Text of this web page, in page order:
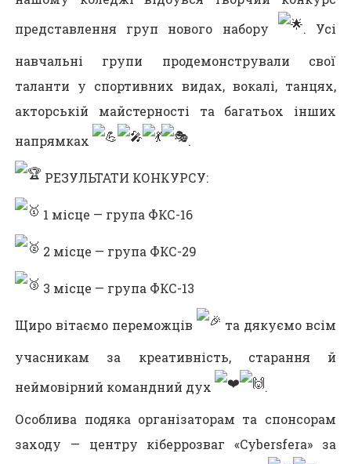
представлення груп нового набору
. Усі
навчальні групи продемонстрували свої
таланти у спортивних видах, вокалі, танцях,
акторській майстерності та багатьох інших
напрямках
.
РЕЗУЛЬТАТИ КОНКУРСУ:
1 місце — група ФКС-16
2 місце — група ФКС-29
3 місце — група ФКС-13
Щиро вітаємо переможців
та дякуємо всім
учасникам за креативність, старання й
неймовірний командний дух
.
Особлива подяка організаторам та спонсорам
заходу — центру кіберрозваг «Cybersfera» за